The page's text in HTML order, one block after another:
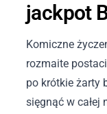
jackpot
Komiczne
rozmaite
po krótkie żarty
sięgnąć w całej